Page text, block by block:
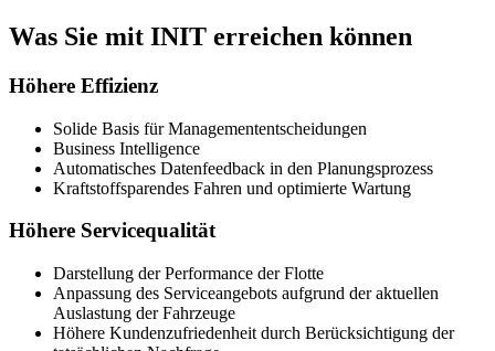
Was Sie mit INIT erreichen können
Höhere Effizienz
Solide Basis für Managemententscheidungen
Business Intelligence
Automatisches Datenfeedback in den Planungsprozess
Kraftstoffsparendes Fahren und optimierte Wartung
Höhere Servicequalität
Darstellung der Performance der Flotte
Anpassung des Serviceangebots aufgrund der aktuellen
Auslastung der Fahrzeuge
Höhere Kundenzufriedenheit durch Berücksichtigung der